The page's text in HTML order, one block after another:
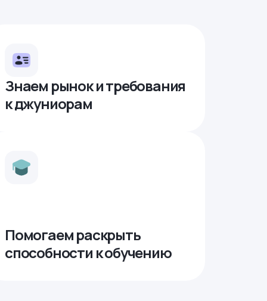
Знаем рынок и требования
к джуниорам
Помогаем раскрыть
способности к обучению